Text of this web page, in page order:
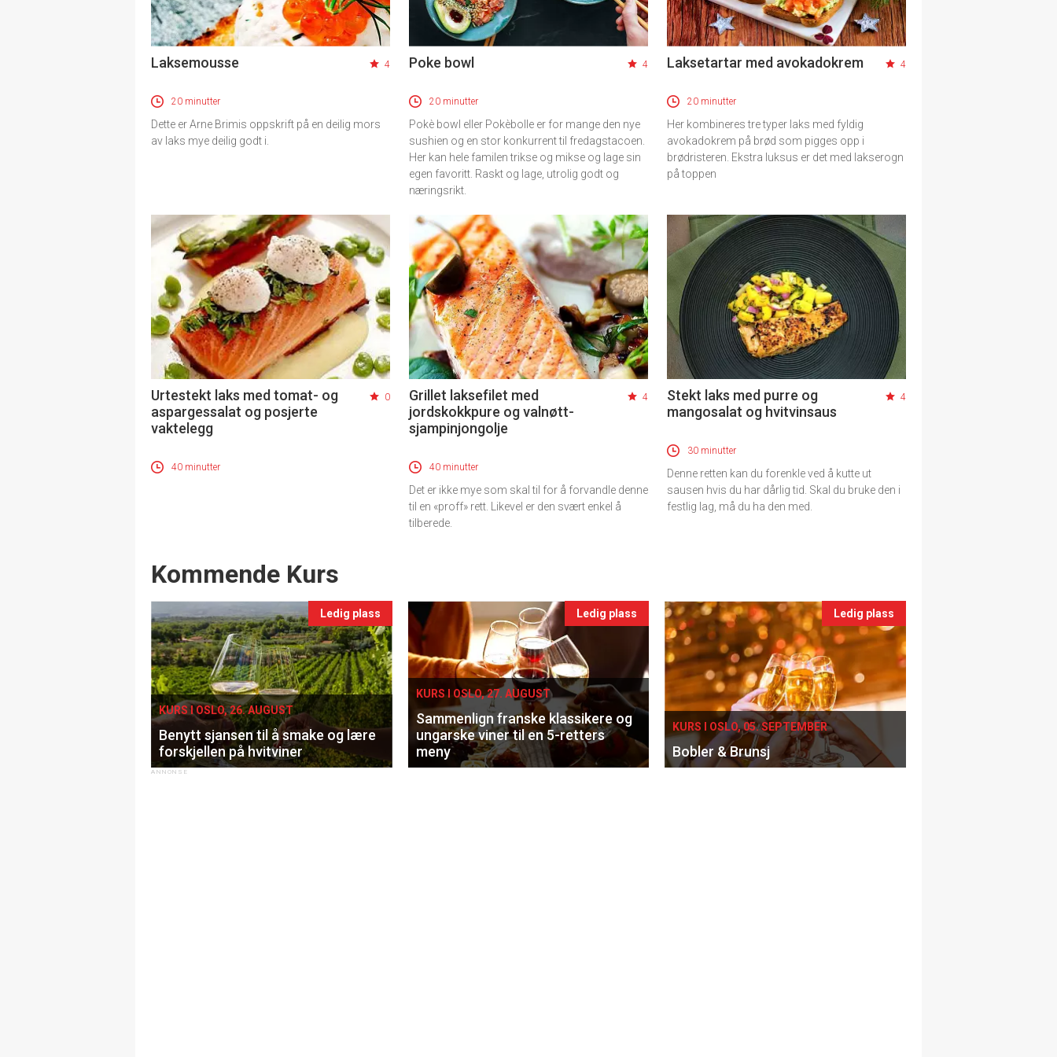
Laksemousse 4
20 minutter
Dette er Arne Brimis oppskrift på en deilig mors
av laks mye deilig godt i.
Poke bowl 4
20 minutter
Pokè bowl eller Pokèbolle er for mange den nye
sushien og en stor konkurrent til fredagstacoen.
Her kan hele familen trikse og mikse og lage sin
egen favoritt. Raskt og lage, utrolig godt og
næringsrikt.
Laksetartar med avokadokrem 4
20 minutter
Her kombineres tre typer laks med fyldig
avokadokrem på brød som pigges opp i
brødristeren. Ekstra luksus er det med lakserogn
på toppen
Urtestekt laks med tomat- og
aspargessalat og posjerte
vaktelegg
0
40 minutter
Grillet laksefilet med
jordskokkpure og valnøtt-
sjampinjongolje
4
40 minutter
Det er ikke mye som skal til for å forvandle denne
til en «proff» rett. Likevel er den svært enkel å
tilberede.
Stekt laks med purre og
mangosalat og hvitvinsaus
4
30 minutter
Denne retten kan du forenkle ved å kutte ut
sausen hvis du har dårlig tid. Skal du bruke den i
festlig lag, må du ha den med.
Events
Kommende Kurs
Ledig plass
KURS I OSLO, 26. AUGUST
Benytt sjansen til å smake og lære
forskjellen på hvitviner
Ledig plass
KURS I OSLO, 27. AUGUST
Sammenlign franske klassikere og
ungarske viner til en 5-retters
meny
Ledig plass
KURS I OSLO, 05. SEPTEMBER
Bobler & Brunsj